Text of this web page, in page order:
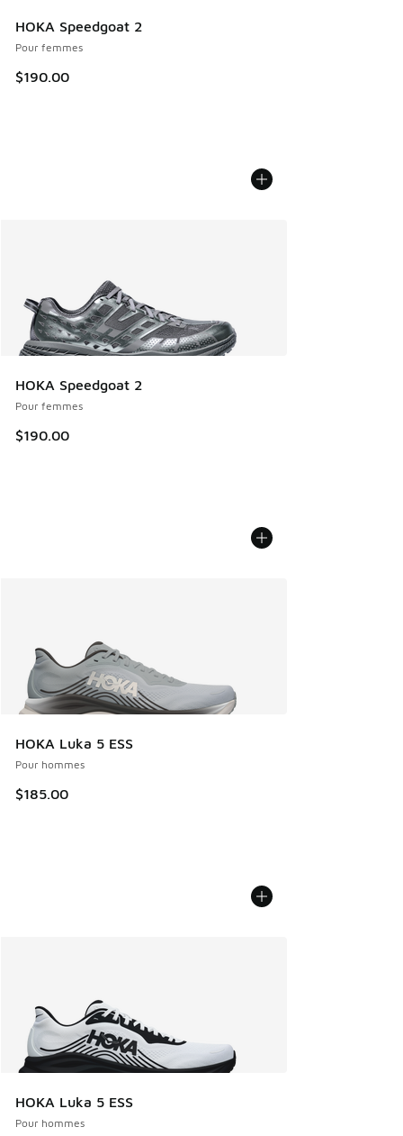
HOKA Speedgoat 2
Pour femmes
$190.00
HOKA Speedgoat 2
Pour femmes
$190.00
HOKA Luka 5 ESS
Pour hommes
$185.00
HOKA Luka 5 ESS
Pour hommes